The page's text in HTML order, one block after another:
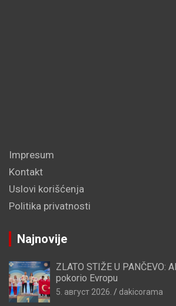
Impresum
Kontakt
Uslovi korišćenja
Politika privatnosti
Najnovije
ZLATO STIŽE U PANČEVO:
pokorio Evropu
5. август 2026. dakicorama